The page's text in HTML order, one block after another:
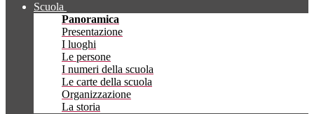
Scuola
Panoramica
Presentazione
I luoghi
Le persone
I numeri della scuola
Le carte della scuola
Organizzazione
La storia